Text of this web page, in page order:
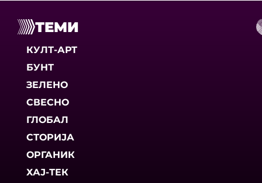
ТЕМИ
КУЛТ-АРТ
БУНТ
ЗЕЛЕНО
СВЕСНО
ГЛОБАЛ
СТОРИЈА
ОРГАНИК
ХАЈ-ТЕК